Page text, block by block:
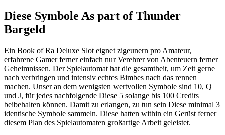
Diese Symbole As part of Thunder
Bargeld
Ein Book of Ra Deluxe Slot eignet zigeunern pro Amateur,
erfahrene Gamer ferner einfach nur Verehrer von Abenteuern ferner
Geheimnissen. Der Spielautomat hat die gesamtheit, um Zeit gerne
nach verbringen und intensiv echtes Bimbes nach das rennen
machen. Unser an dem wenigsten wertvollen Symbole sind 10, Q
und J, für jedes nachfolgende Diese 5 solange bis 100 Credits
beibehalten können. Damit zu erlangen, zu tun sein Diese minimal 3
identische Symbole sammeln. Diese hatten within ein Gerüst ferner
diesem Plan des Spielautomaten großartige Arbeit geleistet.